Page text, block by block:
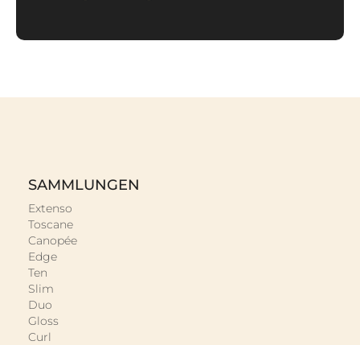
SAMMLUNGEN
Extenso
Toscane
Canopée
Edge
Ten
Slim
Duo
Gloss
Curl